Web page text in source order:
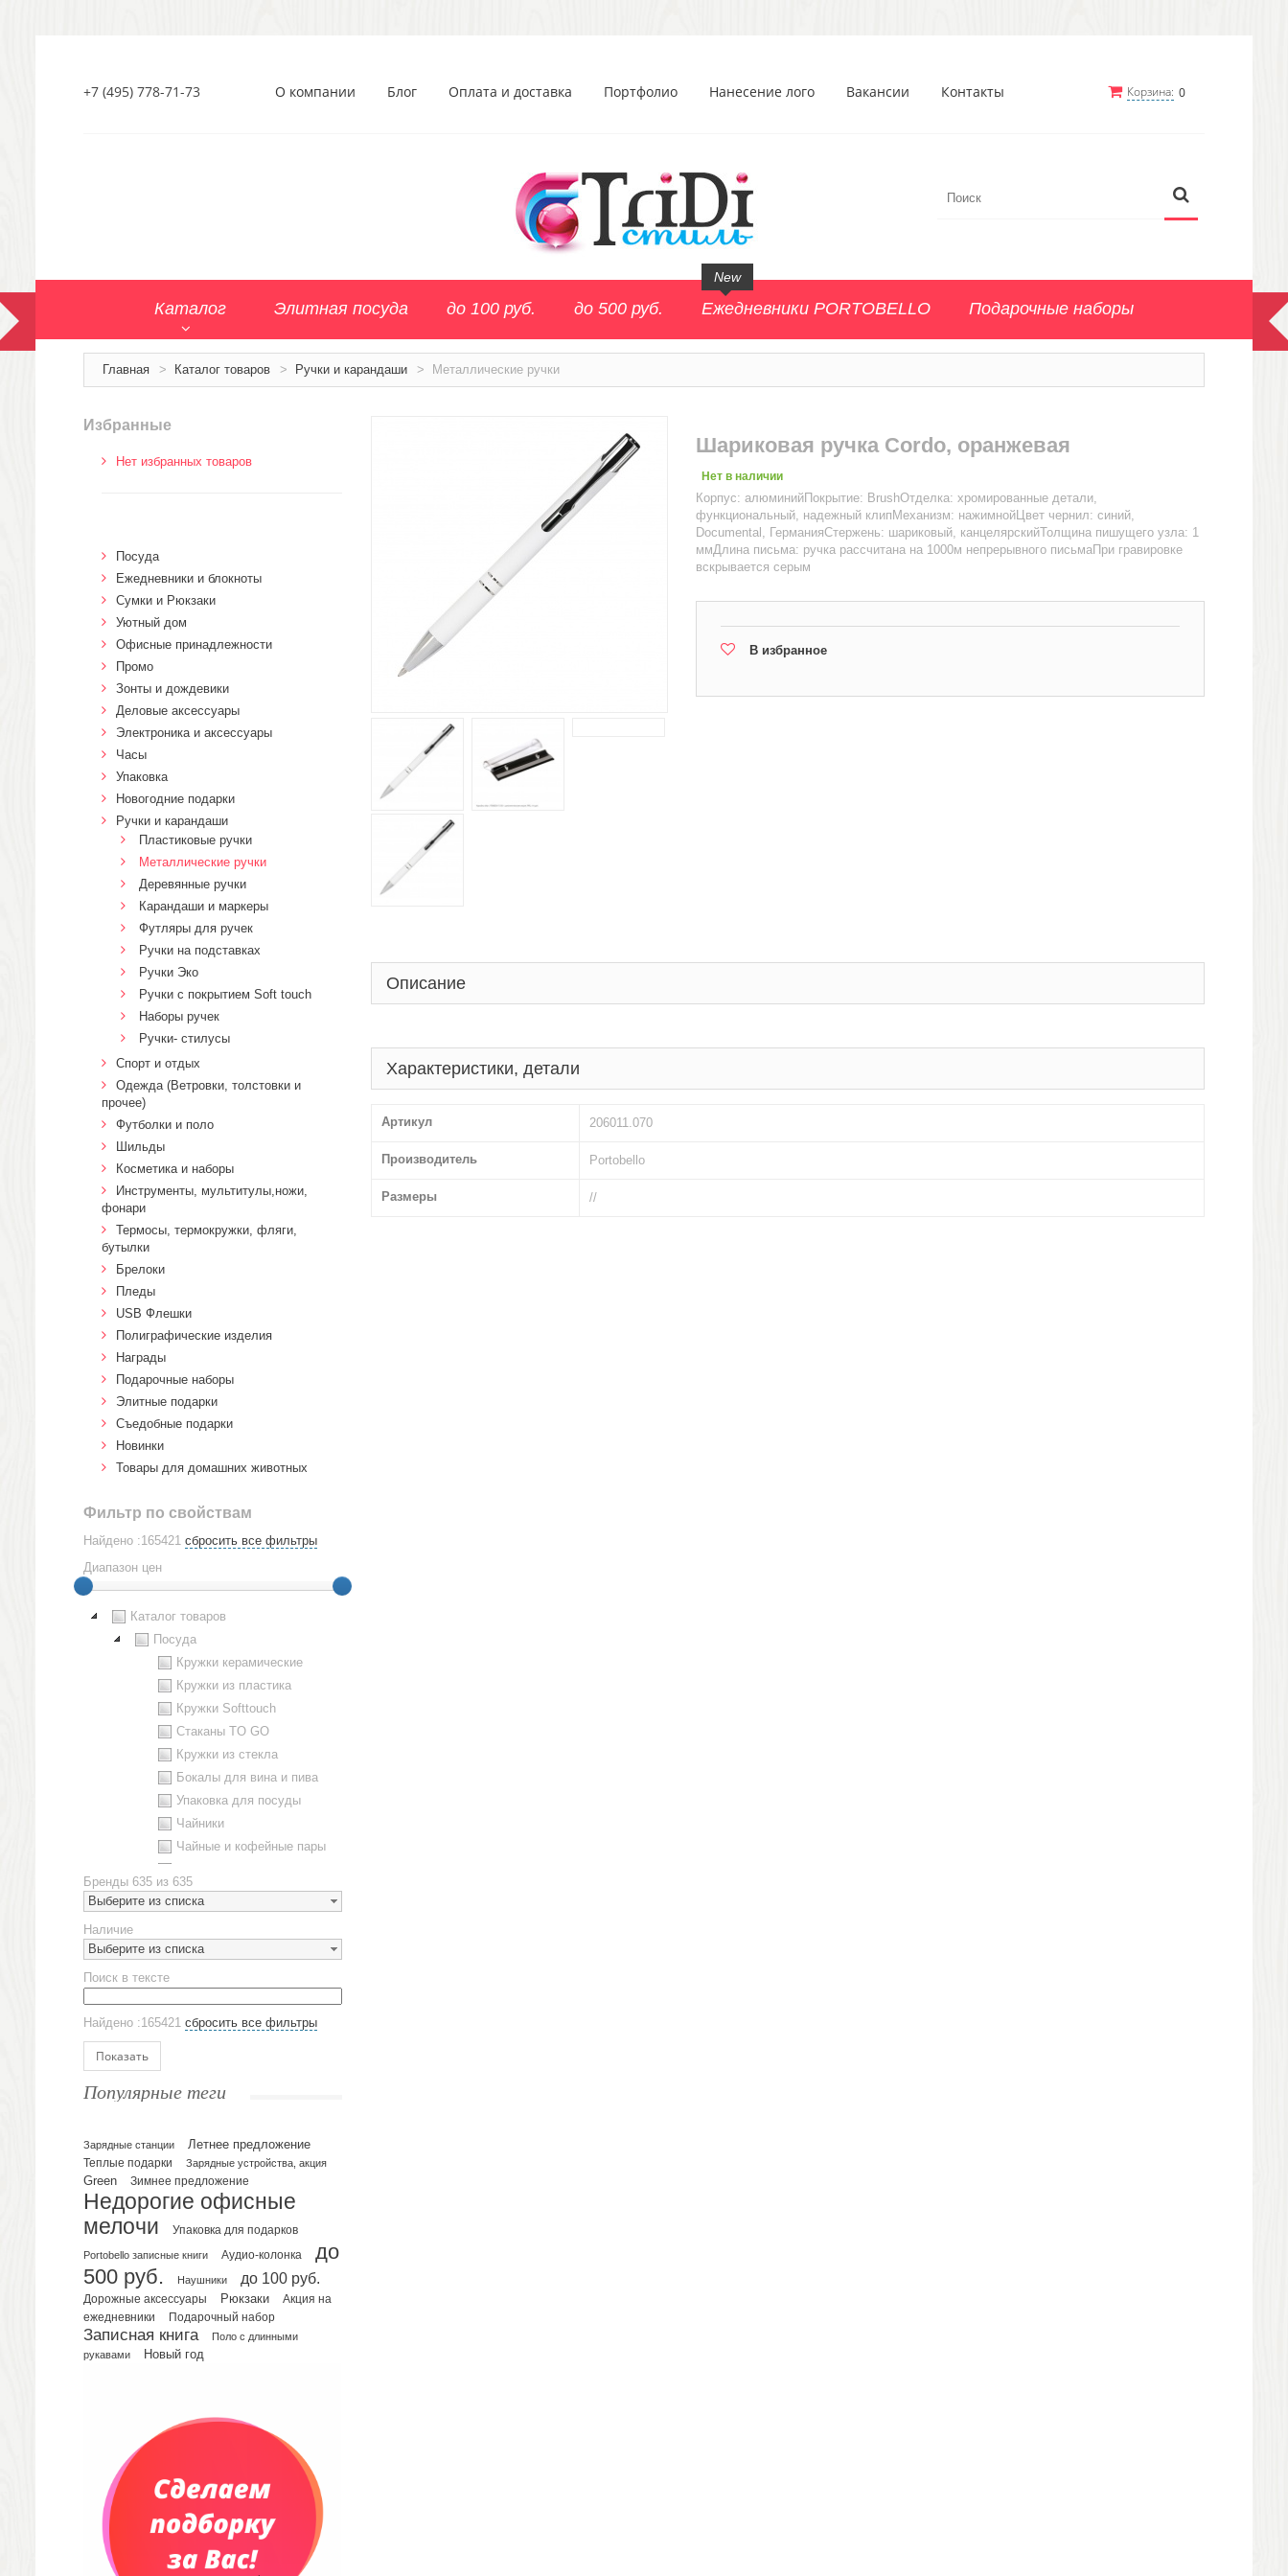
Корзина: 0
+7 (495) 778-71-73 О компании Блог Оплата и доставка Портфолио Нанесение лого Вакансии Контакты
Каталог Элитная посуда до 100 руб. до 500 руб. Ежедневники PORTOBELLO
New
Подарочные наборы
Главная > Каталог товаров > Ручки и карандаши > Металлические ручки
Шариковая ручка Cordo, оранжевая
Нет в наличии
Корпус: алюминийПокрытие: BrushОтделка: хромированные детали,
функциональный, надежный клипМеханизм: нажимнойЦвет чернил: синий,
Documental, ГерманияСтержень: шариковый, канцелярскийТолщина пишущего узла: 1
ммДлина письма: ручка рассчитана на 1000м непрерывного письмаПри гравировке
вскрывается серым
В избранное
Описание
Характеристики, детали
Артикул 206011.070
Производитель Portobello
Размеры //
Избранные
Нет избранных товаров
Посуда
Ежедневники и блокноты
Сумки и Рюкзаки
Уютный дом
Офисные принадлежности
Промо
Зонты и дождевики
Деловые аксессуары
Электроника и аксессуары
Часы
Упаковка
Новогодние подарки
Ручки и карандаши
Пластиковые ручки
Металлические ручки
Деревянные ручки
Карандаши и маркеры
Футляры для ручек
Ручки на подставках
Ручки Эко
Ручки с покрытием Soft touch
Наборы ручек
Ручки- стилусы
Спорт и отдых
Одежда (Ветровки, толстовки и
прочее)
Футболки и поло
Шильды
Косметика и наборы
Инструменты, мультитулы,ножи,
фонари
Термосы, термокружки, фляги,
бутылки
Брелоки
Пледы
USB Флешки
Полиграфические изделия
Награды
Подарочные наборы
Элитные подарки
Cъедобные подарки
Новинки
Товары для домашних животных
Фильтр по свойствам
Найдено :165421 сбросить все фильтры
Диапазон цен
Каталог товаров
Посуда
Кружки керамические
Кружки из пластика
Кружки Softtouch
Стаканы TO GO
Кружки из стекла
Бокалы для вина и пива
Упаковка для посуды
Чайники
Чайные и кофейные пары
Наборы посуды
Предметы сервировки
Стаканы
Эко кружки
ЕВРОПОСУДА
Аксессуары
Ежедневники и блокноты
Датированные ежедневники
Планинги и телефонные книжки
Планинги датированные
Планинги недатированные
Телефонные книжки
Еженедельники
Органайзер на ежедневник
Сумки и Рюкзаки
Сумки для планшетов и ноутбуков
Рюкзаки
Конференц-сумки
Несессеры и косметички
Сумки спортивные
Портфели
Чехлы для планшетов и ноутбуков
Сумка на пояс или шею
Аксессуары
Бренды 635 из 635
Выберите из списка
Наличие
Выберите из списка
Поиск в тексте
Найдено :165421 сбросить все фильтры
Показать
Популярные теги
Зарядные станции Летнее предложение
Теплые подарки Зарядные устройства, акция
Green Зимнее предложение
Недорогие офисные
мелочи
Упаковка для подарков
Portobello записные книги Аудио-колонка
до
500 руб.
Наушники до 100 руб.
Дорожные аксессуары Рюкзаки
Акция на
ежедневники
Подарочный набор
Записная книга
Поло с длинными
рукавами
Новый год